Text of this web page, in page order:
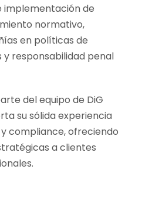
implementación de
normativo,
en políticas de
y responsabilidad penal
del equipo de DiG
su sólida experiencia
compliance, ofreciendo
a clientes